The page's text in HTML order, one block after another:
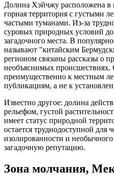
Долина Хэйчжу расположена
горная территория с густыми
частыми туманами. Из-за
суровых природных условий
загадочного места. В
называют "китайским
регионом связаны рассказы о
необъяснимых происшествиях.
преимущественно к местным
публикациям, а не к
Известно другое: долина
рельефом, густой
имеет статус природной
остается труднодоступной для
изолированности и
загадочную репутацию.
Зона молчания,